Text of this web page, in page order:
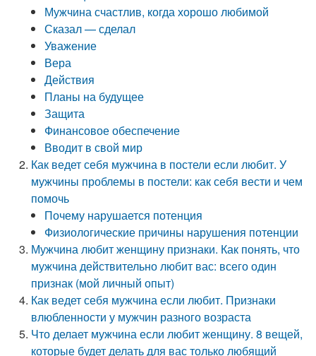
Мужчина счастлив, когда хорошо любимой
Сказал — сделал
Уважение
Вера
Действия
Планы на будущее
Защита
Финансовое обеспечение
Вводит в свой мир
Как ведет себя мужчина в постели если любит. У
мужчины проблемы в постели: как себя вести и чем
помочь
Почему нарушается потенция
Физиологические причины нарушения потенции
Мужчина любит женщину признаки. Как понять, что
мужчина действительно любит вас: всего один
признак (мой личный опыт)
Как ведет себя мужчина если любит. Признаки
влюбленности у мужчин разного возраста
Что делает мужчина если любит женщину. 8 вещей,
которые будет делать для вас только любящий